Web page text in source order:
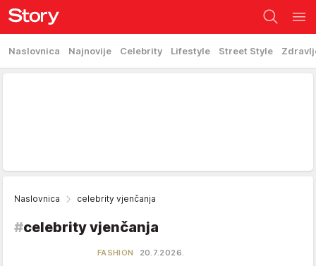
Naslovnica Najnovije Celebrity Lifestyle Street Style
Naslovnica celebrity vjenčanja
#celebrity vjenčanja
FASHION 20.7.2026.